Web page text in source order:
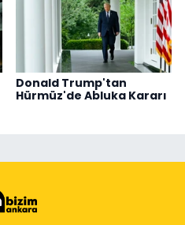
Donald Trump'tan
Hürmüz'de Abluka Kararı